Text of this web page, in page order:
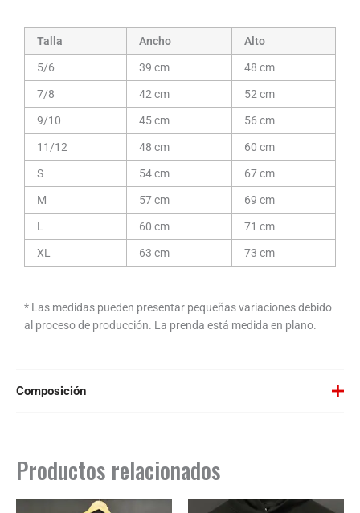
Talla Ancho Alto
5/6 39 cm 48 cm
7/8 42 cm 52 cm
9/10 45 cm 56 cm
11/12 48 cm 60 cm
S 54 cm 67 cm
M 57 cm 69 cm
L 60 cm 71 cm
XL 63 cm 73 cm
* Las medidas pueden presentar pequeñas variaciones debido
al proceso de producción. La prenda está medida en plano.
Composición
Color Gris Vigoré: 55% algodón / 40% poliéster / 5% viscosa.
Productos relacionados